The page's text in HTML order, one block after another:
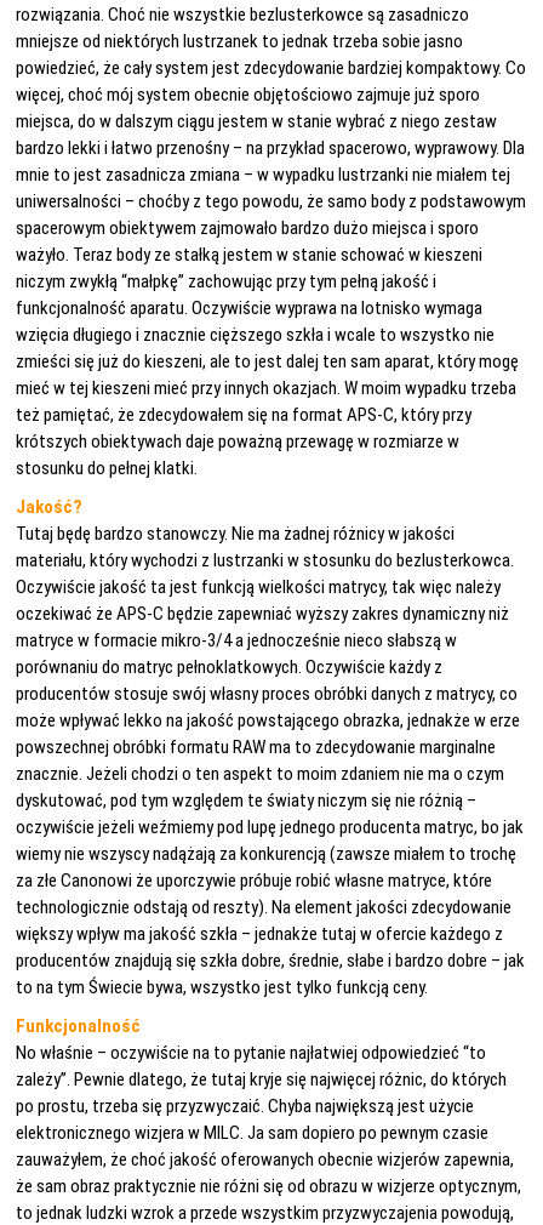
rozwiązania. Choć nie wszystkie bezlusterkowce są zasadniczo
mniejsze od niektórych lustrzanek to jednak trzeba sobie jasno
powiedzieć, że cały system jest zdecydowanie bardziej kompaktowy. Co
więcej, choć mój system obecnie objętościowo zajmuje już sporo
miejsca, do w dalszym ciągu jestem w stanie wybrać z niego zestaw
bardzo lekki i łatwo przenośny – na przykład spacerowo, wyprawowy. Dla
mnie to jest zasadnicza zmiana – w wypadku lustrzanki nie miałem tej
uniwersalności – choćby z tego powodu, że samo body z podstawowym
spacerowym obiektywem zajmowało bardzo dużo miejsca i sporo
ważyło. Teraz body ze stałką jestem w stanie schować w kieszeni
niczym zwykłą “małpkę” zachowując przy tym pełną jakość i
funkcjonalność aparatu. Oczywiście wyprawa na lotnisko wymaga
wzięcia długiego i znacznie cięższego szkła i wcale to wszystko nie
zmieści się już do kieszeni, ale to jest dalej ten sam aparat, który mogę
mieć w tej kieszeni mieć przy innych okazjach. W moim wypadku trzeba
też pamiętać, że zdecydowałem się na format APS-C, który przy
krótszych obiektywach daje poważną przewagę w rozmiarze w
stosunku do pełnej klatki.
Jakość?
Tutaj będę bardzo stanowczy. Nie ma żadnej różnicy w jakości
materiału, który wychodzi z lustrzanki w stosunku do bezlusterkowca.
Oczywiście jakość ta jest funkcją wielkości matrycy, tak więc należy
oczekiwać że APS-C będzie zapewniać wyższy zakres dynamiczny niż
matryce w formacie mikro-3/4 a jednocześnie nieco słabszą w
porównaniu do matryc pełnoklatkowych. Oczywiście każdy z
producentów stosuje swój własny proces obróbki danych z matrycy, co
może wpływać lekko na jakość powstającego obrazka, jednakże w erze
powszechnej obróbki formatu RAW ma to zdecydowanie marginalne
znacznie. Jeżeli chodzi o ten aspekt to moim zdaniem nie ma o czym
dyskutować, pod tym względem te światy niczym się nie różnią –
oczywiście jeżeli weźmiemy pod lupę jednego producenta matryc, bo jak
wiemy nie wszyscy nadążają za konkurencją (zawsze miałem to trochę
za złe Canonowi że uporczywie próbuje robić własne matryce, które
technologicznie odstają od reszty). Na element jakości zdecydowanie
większy wpływ ma jakość szkła – jednakże tutaj w ofercie każdego z
producentów znajdują się szkła dobre, średnie, słabe i bardzo dobre – jak
to na tym Świecie bywa, wszystko jest tylko funkcją ceny.
Funkcjonalność
No właśnie – oczywiście na to pytanie najłatwiej odpowiedzieć “to
zależy”. Pewnie dlatego, że tutaj kryje się najwięcej różnic, do których
po prostu, trzeba się przyzwyczaić. Chyba największą jest użycie
elektronicznego wizjera w MILC. Ja sam dopiero po pewnym czasie
zauważyłem, że choć jakość oferowanych obecnie wizjerów zapewnia,
że sam obraz praktycznie nie różni się od obrazu w wizjerze optycznym,
to jednak ludzki wzrok a przede wszystkim przyzwyczajenia powodują,